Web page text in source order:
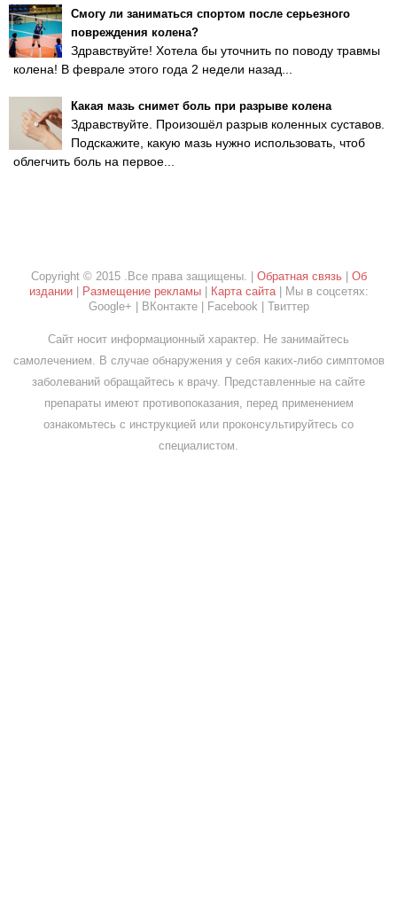
Смогу ли заниматься спортом после серьезного
повреждения колена?
Здравствуйте! Хотела бы уточнить по поводу травмы
колена! В феврале этого года 2 недели назад...
Какая мазь снимет боль при разрыве колена
Здравствуйте. Произошёл разрыв коленных суставов.
Подскажите, какую мазь нужно использовать, чтоб
облегчить боль на первое...
Copyright © 2015 .Все права защищены. | Обратная связь| Об
издании| Размещение рекламы| Карта сайта| Мы в соцсетях:
Google+ | ВКонтакте | Facebook | Твиттер
Сайт носит информационный характер. Не занимайтесь
самолечением. В случае обнаружения у себя каких-либо симптомов
заболеваний обращайтесь к врачу. Представленные на сайте
препараты имеют противопоказания, перед применением
ознакомьтесь с инструкцией или проконсультируйтесь со
специалистом.